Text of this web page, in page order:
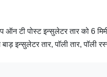
ऑन टी पोस्ट इन्सुलेटर तार को
बाड़ इन्सुलेटर तार, पॉली तार,